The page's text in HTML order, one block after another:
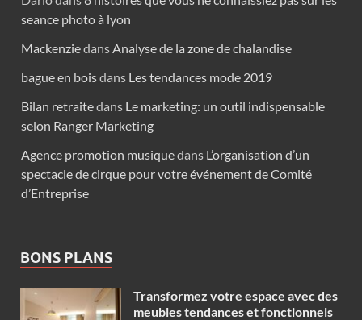
seance photo à lyon
Mackenziedans Analyse de la zone de chalandise
bague en boisdans Les tendances mode 2019
Bilan retraitedans Le marketing: un outil indispensable
selon Ranger Marketing
Agence promotion musiquedans L’organisation d’un
spectacle de cirque pour votre événement de Comité
d’Entreprise
BONS PLANS
Transformez votre espace avec des
meubles tendances et fonctionnels